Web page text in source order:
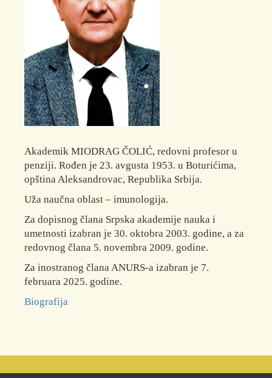
Akademik MIODRAG ČOLIĆ, redovni profesor u
penziji. Rođen je 23. avgusta 1953. u Boturićima,
opština Aleksandrovac, Republika Srbija.
Uža naučna oblast – imunologija.
Za dopisnog člana Srpska akademije nauka i
umetnosti izabran je 30. oktobra 2003. godine, a za
redovnog člana 5. novembra 2009. godine.
Za inostranog člana ANURS-a izabran je 7.
februara 2025. godine.
Biografija